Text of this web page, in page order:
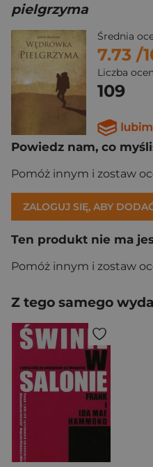
pielgrzyma
Średnia
7.73 /
Liczba
109
Powiedz nam, co
Pomóż innym i zostaw
ZALOGUJ SIĘ, ABY
Ten produkt nie ma
Pomóż innym i zostaw
Z tego samego